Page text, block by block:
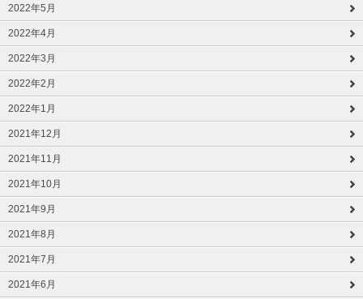
2022年5月
2022年4月
2022年3月
2022年2月
2022年1月
2021年12月
2021年11月
2021年10月
2021年9月
2021年8月
2021年7月
2021年6月